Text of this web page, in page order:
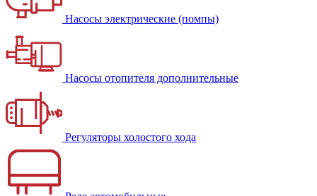
Насосы электрические (помпы)
Насосы отопителя дополнительные
Регуляторы холостого хода